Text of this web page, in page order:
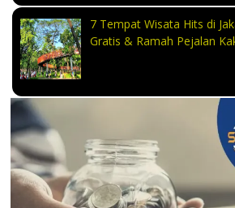
7 Tempat Wisata Hits di
Gratis & Ramah Pejalan